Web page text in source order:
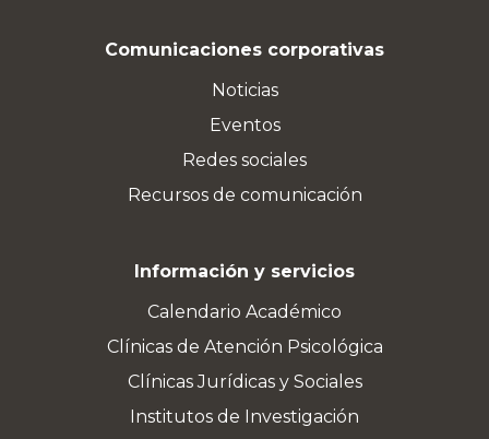
Comunicaciones corporativas
Noticias
Eventos
Redes sociales
Recursos de comunicación
Información y servicios
Calendario Académico
Clínicas de Atención Psicológica
Clínicas Jurídicas y Sociales
Institutos de Investigación